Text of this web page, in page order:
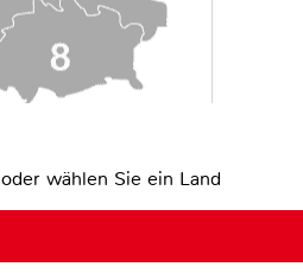
wählen Sie ein Land